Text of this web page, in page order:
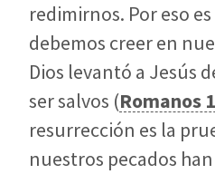
redimirnos. Por eso
debemos creer en
Dios levantó a Jesús
ser salvos (Romanos
resurrección es la
nuestros pecados